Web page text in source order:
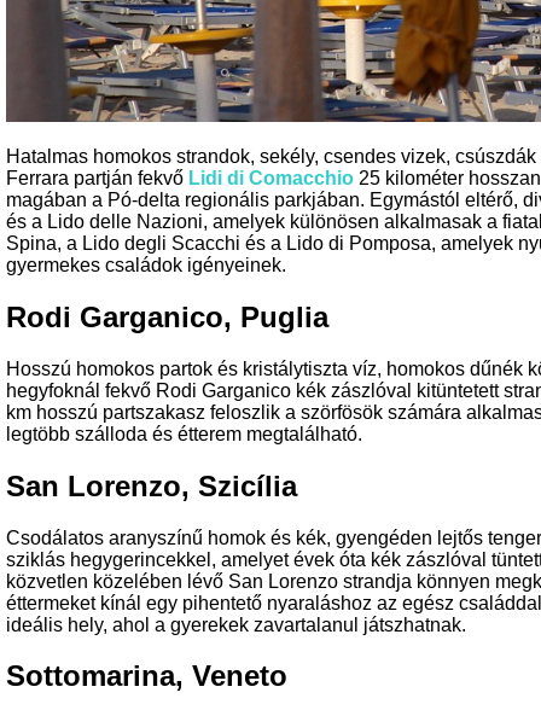
Hatalmas homokos strandok, sekély, csendes vizek,
Ferrara partján fekvő Lidi di Comacchio 25 kilométer
magában a Pó-delta regionális parkjában. Egymástól eltérő,
és a Lido delle Nazioni, amelyek különösen alkalmasak a
Spina, a Lido degli Scacchi és a Lido di Pomposa, amelyek
gyermekes családok igényeinek.
Rodi Garganico, Puglia
Hosszú homokos partok és kristálytiszta víz, homokos dűnék
hegyfoknál fekvő Rodi Garganico kék zászlóval kitüntetett
km hosszú partszakasz feloszlik a szörfösök számára
legtöbb szálloda és étterem megtalálható.
San Lorenzo, Szicília
Csodálatos aranyszínű homok és kék, gyengéden lejtős
sziklás hegygerincekkel, amelyet évek óta kék zászlóval
közvetlen közelében lévő San Lorenzo strandja könnyen
éttermeket kínál egy pihentető nyaraláshoz az egész
ideális hely, ahol a gyerekek zavartalanul játszhatnak.
Sottomarina, Veneto